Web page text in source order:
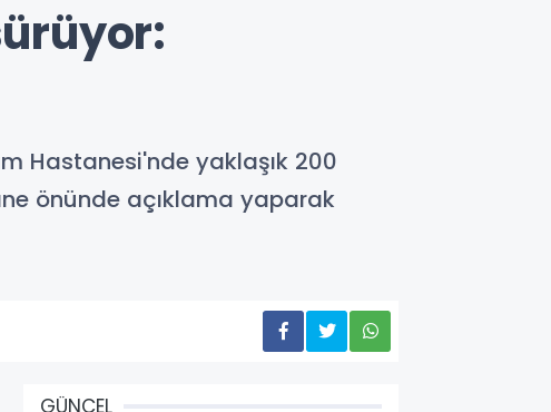
Hastanesi'nde yaklaşık 200
önünde açıklama yaparak
GÜNCEL